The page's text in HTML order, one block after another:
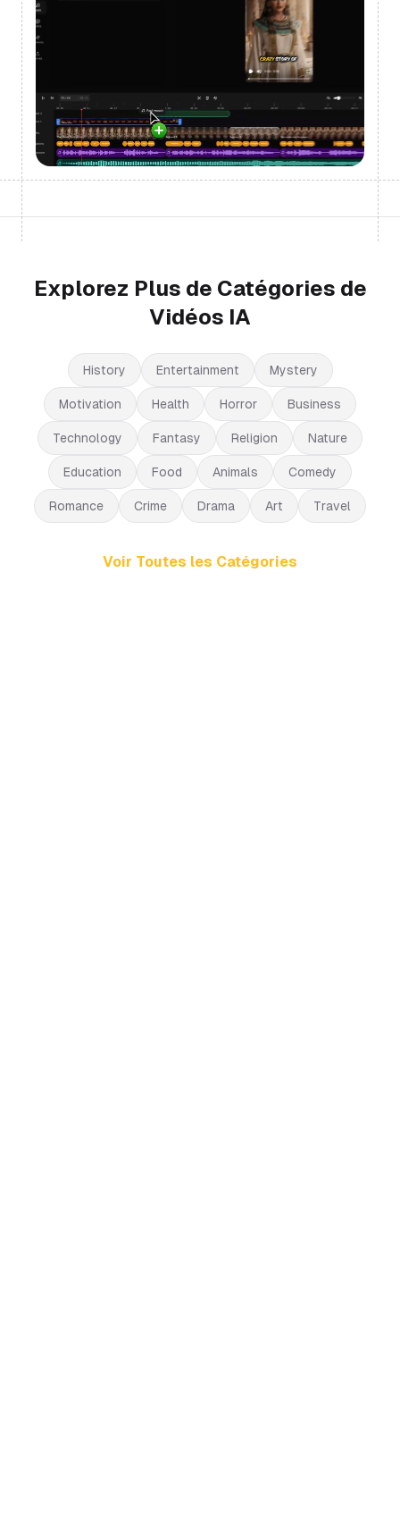
Explorez Plus de Catégories de
Vidéos IA
History Entertainment Mystery
Motivation Health Horror Business
Technology Fantasy Religion Nature
Education Food Animals Comedy
Romance Crime Drama Art Travel
Voir Toutes les Catégories